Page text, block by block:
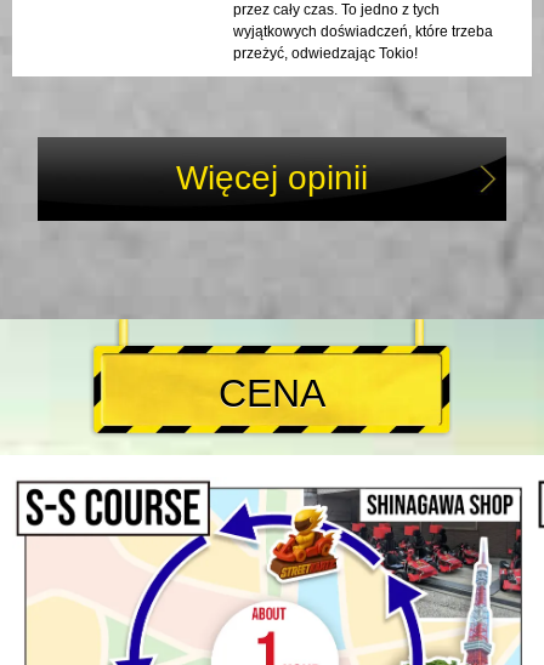
przez cały czas. To jedno z tych
wyjątkowych doświadczeń, które trzeba
przeżyć, odwiedzając Tokio!
Więcej opinii
CENA